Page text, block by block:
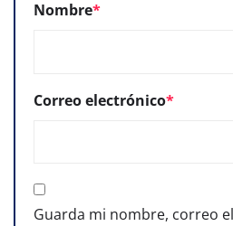
Nombre*
Correo electrónico*
Guarda mi nombre, correo